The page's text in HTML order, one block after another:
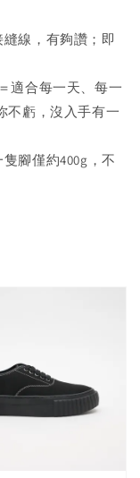
線，有夠讚；即
適合每一天、每一
不虧，沒入手有一
腳僅約400g，不